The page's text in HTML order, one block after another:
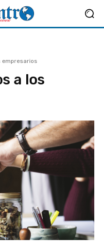
empresarios
a los